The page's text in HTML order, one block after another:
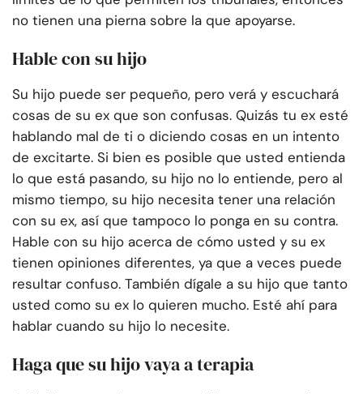
no tienen una pierna sobre la que apoyarse.
Hable con su hijo
Su hijo puede ser pequeño, pero verá y escuchará
cosas de su ex que son confusas. Quizás tu ex esté
hablando mal de ti o diciendo cosas en un intento
de excitarte. Si bien es posible que usted entienda
lo que está pasando, su hijo no lo entiende, pero al
mismo tiempo, su hijo necesita tener una relación
con su ex, así que tampoco lo ponga en su contra.
Hable con su hijo acerca de cómo usted y su ex
tienen opiniones diferentes, ya que a veces puede
resultar confuso. También dígale a su hijo que tanto
usted como su ex lo quieren mucho. Esté ahí para
hablar cuando su hijo lo necesite.
Haga que su hijo vaya a terapia